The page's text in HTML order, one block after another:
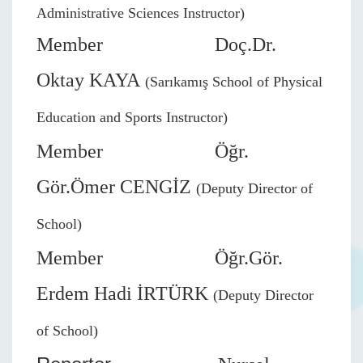
Administrative Sciences Instructor)
Member Doç.Dr.
Oktay KAYA (Sarıkamış School of Physical
Education and Sports Instructor)
Member Öğr.
Gör.Ömer CENGİZ (Deputy Director of
School)
Member Öğr.Gör.
Erdem Hadi İRTÜRK (Deputy Director
of School)